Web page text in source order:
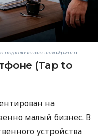
подключению эквайринга
(Tap to
на
малый бизнес. В
устройства